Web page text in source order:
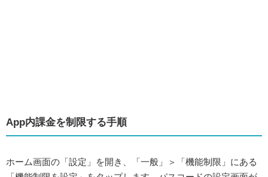
App内課金を制限する手順
ホーム画面の「設定」を開き、「一般」＞「機能制限」にある